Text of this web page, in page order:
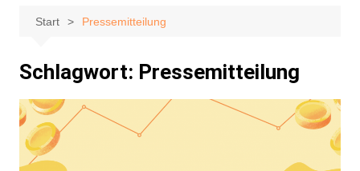
Start Pressemitteilung
Schlagwort: Pressemitteilung